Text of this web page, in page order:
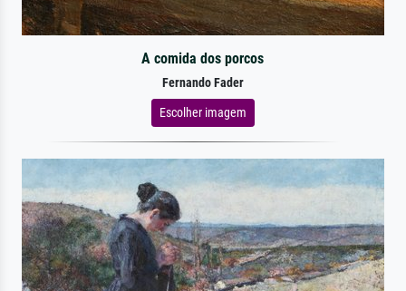
A comida dos porcos
Fernando Fader
Escolher imagem